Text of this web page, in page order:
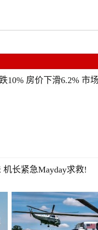
10% 房价下滑6.2% 市
长紧急Mayday求救!